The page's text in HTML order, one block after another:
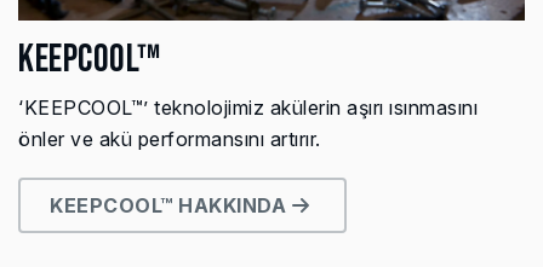
KEEPCOOL™
‘KEEPCOOL™’ teknolojimiz akülerin aşırı ısınmasını
önler ve akü performansını artırır.
KEEPCOOL™ HAKKINDA